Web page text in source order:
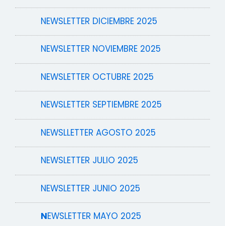
NEWSLETTER DICIEMBRE 2025
NEWSLETTER NOVIEMBRE 2025
NEWSLETTER OCTUBRE 2025
NEWSLETTER SEPTIEMBRE 2025
NEWSLLETTER AGOSTO 2025
NEWSLETTER JULIO 2025
NEWSLETTER JUNIO 2025
NEWSLETTER MAYO 2025